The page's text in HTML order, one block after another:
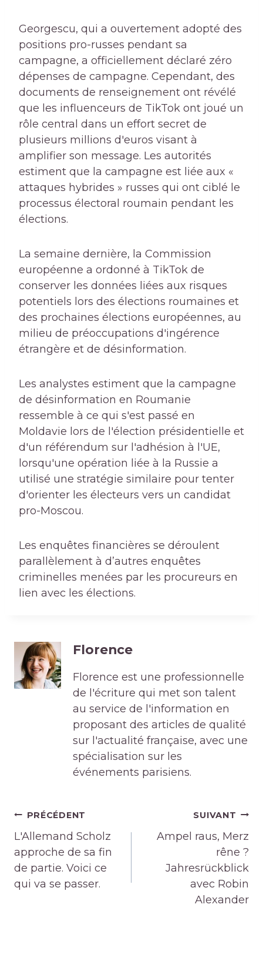
Georgescu, qui a ouvertement adopté des
positions pro-russes pendant sa
campagne, a officiellement déclaré zéro
dépenses de campagne. Cependant, des
documents de renseignement ont révélé
que les influenceurs de TikTok ont ​​​​joué un
rôle central dans un effort secret de
plusieurs millions d'euros visant à
amplifier son message. Les autorités
estiment que la campagne est liée aux «
attaques hybrides » russes qui ont ciblé le
processus électoral roumain pendant les
élections.
La semaine dernière, la Commission
européenne a ordonné à TikTok de
conserver les données liées aux risques
potentiels lors des élections roumaines et
des prochaines élections européennes, au
milieu de préoccupations d'ingérence
étrangère et de désinformation.
Les analystes estiment que la campagne
de désinformation en Roumanie
ressemble à ce qui s'est passé en
Moldavie lors de l'élection présidentielle et
d'un référendum sur l'adhésion à l'UE,
lorsqu'une opération liée à la Russie a
utilisé une stratégie similaire pour tenter
d'orienter les électeurs vers un candidat
pro-Moscou.
Les enquêtes financières se déroulent
parallèlement à d’autres enquêtes
criminelles menées par les procureurs en
lien avec les élections.
Florence
Florence est une professionnelle
de l'écriture qui met son talent
au service de l'information en
proposant des articles de qualité
sur l'actualité française, avec une
spécialisation sur les
événements parisiens.
Navigation
de
l’article
PRÉCÉDENT
L'Allemand Scholz
approche de sa fin
de partie. Voici ce
qui va se passer.
SUIVANT
Ampel raus, Merz
rêne ?
Jahresrückblick
avec Robin
Alexander